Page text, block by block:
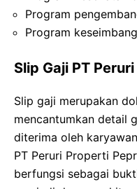
Program
Program
Slip Gaji PT
Slip gaji merupakan
mencantumkan detail
diterima oleh
PT Peruri Properti
berfungsi sebagai